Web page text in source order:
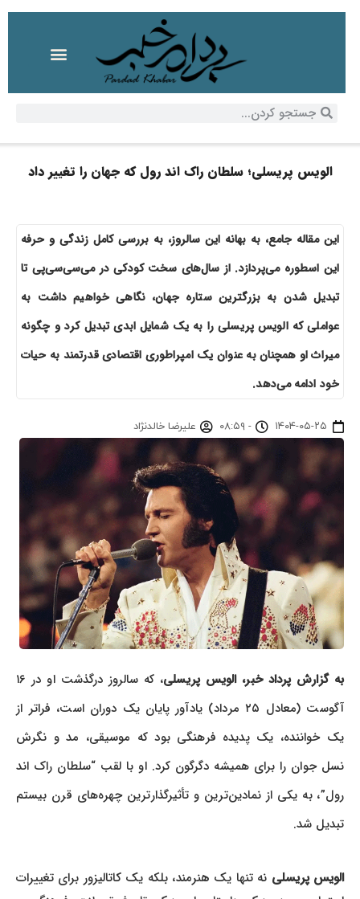
الویس پریسلی؛ سلطان راک اند رول که جهان را تغییر داد
این مقاله جامع، به بهانه این سالروز، به بررسی کامل زندگی و حرفه
این اسطوره می‌پردازد. از سال‌های سخت کودکی در می‌سی‌سی‌پی تا
تبدیل شدن به بزرگترین ستاره جهان، نگاهی خواهیم داشت به
عواملی که الویس پریسلی را به یک شمایل ابدی تبدیل کرد و چگونه
میراث او همچنان به عنوان یک امپراطوری اقتصادی قدرتمند به حیات
خود ادامه می‌دهد.
۱۴۰۴-۰۵-۲۵ - ۰۸:۵۹ علیرضا خالدنژاد
به گزارش پرداد خبر، الویس پریسلی
، که سالروز درگذشت او در ۱۶
آگوست (معادل ۲۵ مرداد) یادآور پایان یک دوران است، فراتر از
یک خواننده، یک پدیده فرهنگی بود که موسیقی، مد و نگرش
نسل جوان را برای همیشه دگرگون کرد. او با لقب “سلطان راک اند
رول”، به یکی از نمادین‌ترین و تأثیرگذارترین چهره‌های قرن بیستم
تبدیل شد.
الویس پریسلی نه تنها یک هنرمند، بلکه یک کاتالیزور برای تغییرات